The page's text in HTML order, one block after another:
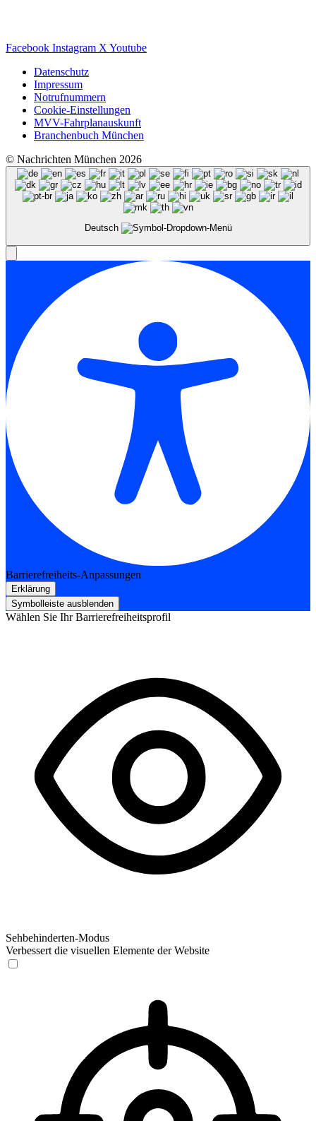
Facebook Instagram X Youtube
Datenschutz
Impressum
Notrufnummern
Cookie-Einstellungen
MVV-Fahrplanauskunft
Branchenbuch München
© Nachrichten München 2026
Deutsch
Barrierefreiheits-Anpassungen
Erklärung
Symbolleiste ausblenden
Wählen Sie Ihr Barrierefreiheitsprofil
Sehbehinderten-Modus
Verbessert die visuellen Elemente der Website